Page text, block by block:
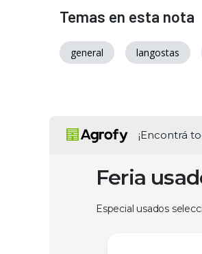
Temas en esta nota
general langostas
¡Encontrá
Feria
Especial usados